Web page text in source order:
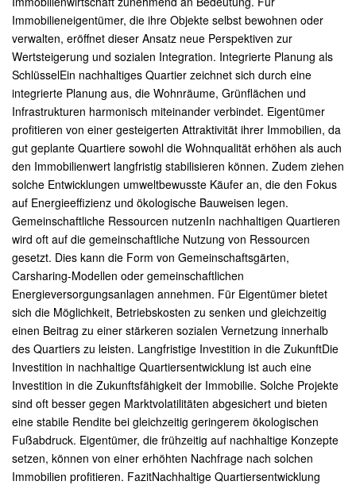
Immobilieneigentümer, die ihre Objekte selbst bewohnen oder
verwalten, eröffnet dieser Ansatz neue Perspektiven zur
Wertsteigerung und sozialen Integration. Integrierte Planung als
SchlüsselEin nachhaltiges Quartier zeichnet sich durch eine
integrierte Planung aus, die Wohnräume, Grünflächen und
Infrastrukturen harmonisch miteinander verbindet. Eigentümer
profitieren von einer gesteigerten Attraktivität ihrer Immobilien, da
gut geplante Quartiere sowohl die Wohnqualität erhöhen als auch
den Immobilienwert langfristig stabilisieren können. Zudem ziehen
solche Entwicklungen umweltbewusste Käufer an, die den Fokus
auf Energieeffizienz und ökologische Bauweisen legen.
Gemeinschaftliche Ressourcen nutzenIn nachhaltigen Quartieren
wird oft auf die gemeinschaftliche Nutzung von Ressourcen
gesetzt. Dies kann die Form von Gemeinschaftsgärten,
Carsharing-Modellen oder gemeinschaftlichen
Energieversorgungsanlagen annehmen. Für Eigentümer bietet
sich die Möglichkeit, Betriebskosten zu senken und gleichzeitig
einen Beitrag zu einer stärkeren sozialen Vernetzung innerhalb
des Quartiers zu leisten. Langfristige Investition in die ZukunftDie
Investition in nachhaltige Quartiersentwicklung ist auch eine
Investition in die Zukunftsfähigkeit der Immobilie. Solche Projekte
sind oft besser gegen Marktvolatilitäten abgesichert und bieten
eine stabile Rendite bei gleichzeitig geringerem ökologischen
Fußabdruck. Eigentümer, die frühzeitig auf nachhaltige Konzepte
setzen, können von einer erhöhten Nachfrage nach solchen
Immobilien profitieren. FazitNachhaltige Quartiersentwicklung